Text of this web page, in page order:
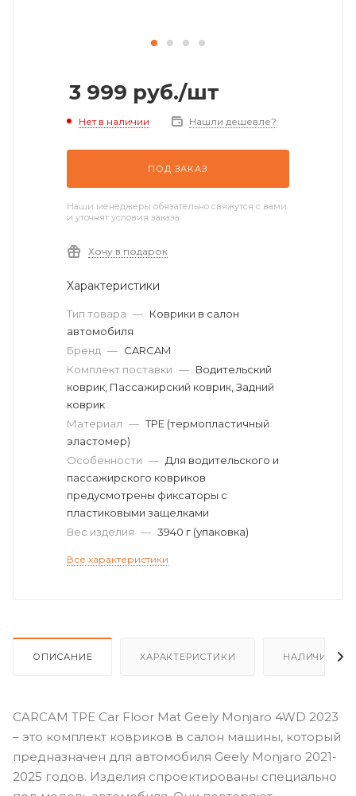
3 999 руб./шт
Нет в наличии Нашли дешевле?
ПОД ЗАКАЗ
Наши менеджеры обязательно свяжутся с вами
и уточнят условия заказа
Хочу в подарок
Характеристики
Тип товара — Коврики в салон
автомобиля
Бренд — CARCAM
Комплект поставки — Водительский
коврик, Пассажирский коврик, Задний
коврик
Материал — TPE (термопластичный
эластомер)
Особенности — Для водительского и
пассажирского ковриков
предусмотрены фиксаторы с
пластиковыми защелками
Вес изделия — 3940 г (упаковка)
Все характеристики
ОПИСАНИЕ ХАРАКТЕРИСТИКИ НАЛИЧИЕ
CARCAM TPE Car Floor Mat Geely Monjaro 4WD 2023
– это комплект ковриков в салон машины, который
предназначен для автомобиля Geely Monjaro 2021-
2025 годов. Изделия спроектированы специально